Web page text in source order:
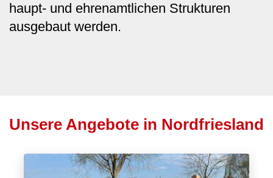
haupt- und ehrenamtlichen Strukturen
ausgebaut werden.
Unsere Angebote in Nordfriesland